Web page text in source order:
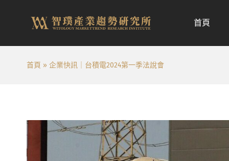
首頁
首頁 » 企業快訊｜台積電2024第一季法說會